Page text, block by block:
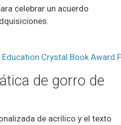
celebrar un acuerdo
de gorro de
de acrílico y el texto